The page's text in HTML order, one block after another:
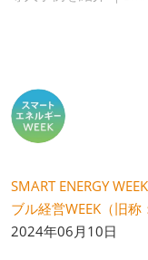
SMART ENERGY
ブル経営WEEK（旧称
2024年06月10日